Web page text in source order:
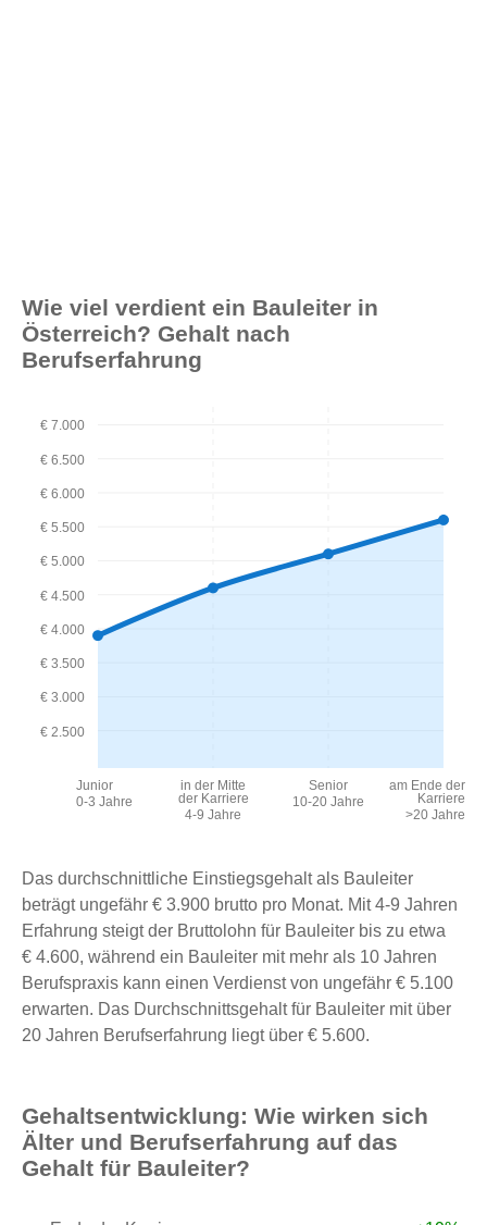
Wie viel verdient ein Bauleiter in
Österreich? Gehalt nach
Berufserfahrung
€ 2.500
€ 3.000
€ 3.500
€ 4.000
€ 4.500
€ 5.000
€ 5.500
€ 6.000
€ 6.500
€ 7.000
Junior
0-3 Jahre
in der Mitte
der Karriere
4-9 Jahre
Senior
10-20 Jahre
am Ende der
Karriere
>20 Jahre
Das durchschnittliche Einstiegsgehalt als Bauleiter
beträgt ungefähr € 3.900 brutto pro Monat. Mit 4-9 Jahren
Erfahrung steigt der Bruttolohn für Bauleiter bis zu etwa
€ 4.600, während ein Bauleiter mit mehr als 10 Jahren
Berufspraxis kann einen Verdienst von ungefähr € 5.100
erwarten. Das Durchschnittsgehalt für Bauleiter mit über
20 Jahren Berufserfahrung liegt über € 5.600.
Gehaltsentwicklung: Wie wirken sich
Älter und Berufserfahrung auf das
Gehalt für Bauleiter?